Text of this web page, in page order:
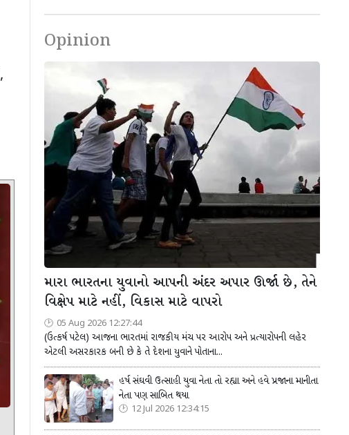
,
Opinion
મારા ભારતના યુવાનો આપની અંદર અપાર ઊર્જા છે, તેને
વિક્ષેપ માટે નહીં, વિકાસ માટે વાપરો
05 Aug 2026 12:27:44
(ઉત્કર્ષ પટેલ) આજના ભારતમાં રાજકીય મંચ પર આરોપ અને પ્રત્યારોપની લહેર
એટલી અસરકારક બની છે કે તે દેશના યુવાને પોતાના...
હર્ષ સંઘવી ઉત્સાહી યુવા નેતા તો રહ્યા અને હવે પ્રજાના માનીતા
નેતા પણ સાબિત થયા
12 Jul 2026 12:34:15